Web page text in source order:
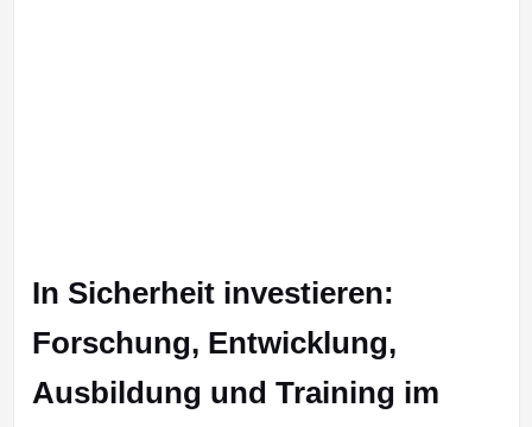
In Sicherheit investieren:
Forschung, Entwicklung,
Ausbildung und Training im